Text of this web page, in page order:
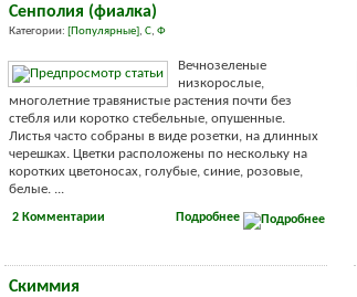
Сенполия (фиалка)
Категории: [Популярные], С, Ф
Вечнозеленые
низкорослые,
многолетние травянистые растения почти без
стебля или коротко стебельные, опушенные.
Листья часто собраны в виде розетки, на длинных
черешках. Цветки расположены по нескольку на
коротких цветоносах, голубые, синие, розовые,
белые. ...
Подробнее
2 Комментарии
Скиммия